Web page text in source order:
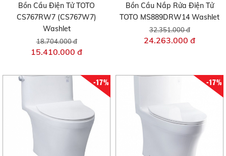
Bồn Cầu Điện Tử TOTO
CS767RW7 (CS767W7)
Washlet
18.704.000 đ
15.410.000 đ
Bồn Cầu Nắp Rửa Điện Tử
TOTO MS889DRW14 Washlet
32.351.000 đ
24.263.000 đ
-17% -17%